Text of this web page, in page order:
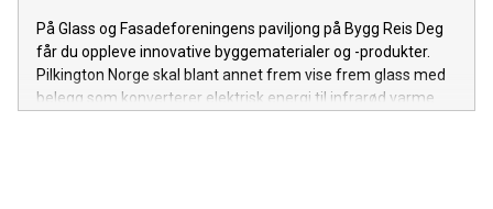
På Glass og Fasadeforeningens paviljong på Bygg Reis Deg
får du oppleve innovative byggematerialer og -produkter.
Pilkington Norge skal blant annet frem vise frem glass med
belegg som konverterer elektrisk energi til infrarød varme.